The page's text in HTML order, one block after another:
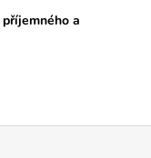
příjemného a